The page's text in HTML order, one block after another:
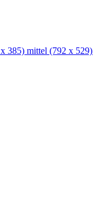
385) mittel (792 x 529)